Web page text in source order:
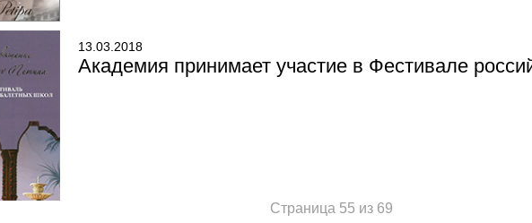
13.03.2018
Академия принимает участие в Фестивале
Страница 55 из 69